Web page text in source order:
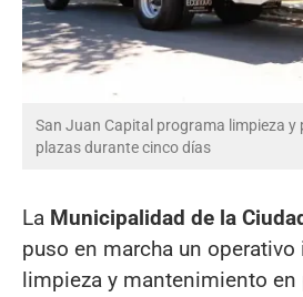
San Juan Capital programa limpieza y
plazas durante cinco días
La Municipalidad de la
puso en marcha un operativo
limpieza y mantenimiento en